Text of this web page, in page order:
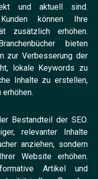
und aktuell sind.
können Ihre
zusätzlich erhöhen.
bieten
zur Verbesserung der
lokale Keywords zu
Inhalte zu erstellen,
Bestandteil der SEO.
relevanter Inhalte
anziehen, sondern
Website erhöhen.
Artikel und